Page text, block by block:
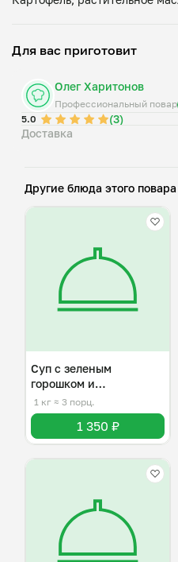
Для вас приготовит
Олег Харитонов
Профессиональный повар
5.0
(3)
Доставка
Другие блюда этого повара
Суп с зеленым
горошком и
копченостями
1 кг ≈ 3 порц.
1 350 ₽